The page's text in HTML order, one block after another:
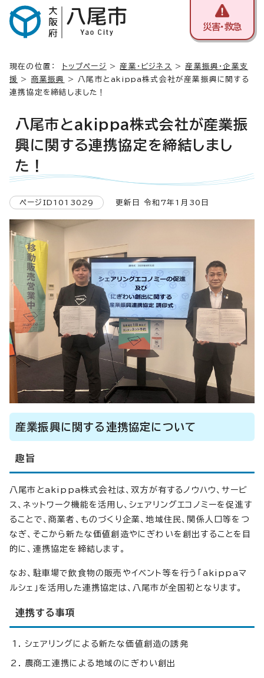
災害・救急
現在の位置： トップページ > 産業・ビジネス > 産業振興・企業支
援
> 商業振興
> 八尾市とakippa株式会社が産業振興に関する
連携協定を締結しました！
八尾市とakippa株式会社が産業振
興に関する連携協定を締結しまし
た！
ページID1013029 更新日 令和7年1月30日
産業振興に関する連携協定について
趣旨
八尾市とakippa株式会社は、双方が有するノウハウ、サービ
ス、ネットワーク機能を活用し、シェアリングエコノミーを促進す
ることで、商業者、ものづくり企業、地域住民、関係人口等をつ
なぎ、そこから新たな価値創造やにぎわいを創出することを目
的に、連携協定を締結します。
なお、駐車場で飲食物の販売やイベント等を行う「akippaマ
ルシェ」を活用した連携協定は、八尾市が全国初となります。
連携する事項
シェアリングによる新たな価値創造の誘発
農商工連携による地域のにぎわい創出